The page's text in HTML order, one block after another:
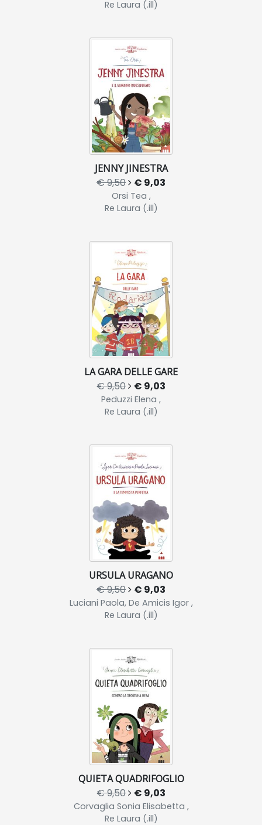
Re Laura (.ill)
JENNY JINESTRA
€ 9,50 € 9,03
Orsi Tea ,
Re Laura (.ill)
LA GARA DELLE GARE
€ 9,50 € 9,03
Peduzzi Elena ,
Re Laura (.ill)
URSULA URAGANO
€ 9,50 € 9,03
Luciani Paola, De Amicis Igor ,
Re Laura (.ill)
QUIETA QUADRIFOGLIO
€ 9,50 € 9,03
Corvaglia Sonia Elisabetta ,
Re Laura (.ill)